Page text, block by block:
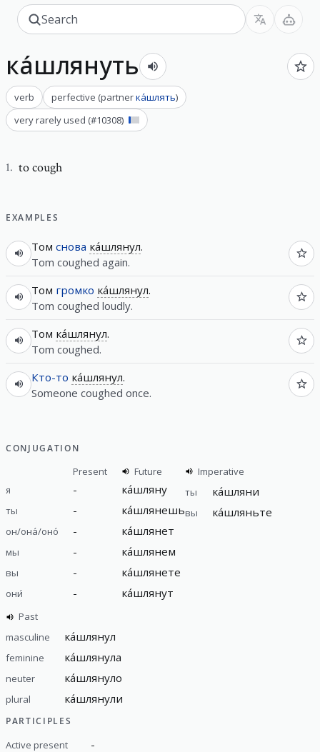
ка́шлянуть
verb perfective (partnerка́шлять)
very rarely used (#10308)
1. to cough
EXAMPLES
Том снова ка́шлянул.
Tom coughed again.
Том громко ка́шлянул.
Tom coughed loudly.
Том ка́шлянул.
Tom coughed.
Кто-то ка́шлянул.
Someone coughed once.
CONJUGATION
Present
Future
я
- ка́шляну
ты - ка́шлянешь
он/она́/оно́ - ка́шлянет
мы - ка́шлянем
вы - ка́шлянете
они́ - ка́шлянут
Imperative
ты
ка́шляни
вы ка́шляньте
Past
masculine
ка́шлянул
feminine ка́шлянула
neuter ка́шлянуло
plural ка́шлянули
PARTICIPLES
Active present -